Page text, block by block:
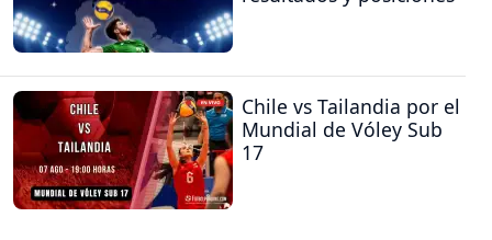
Chile vs Tailandia por el
Mundial de Vóley Sub
17